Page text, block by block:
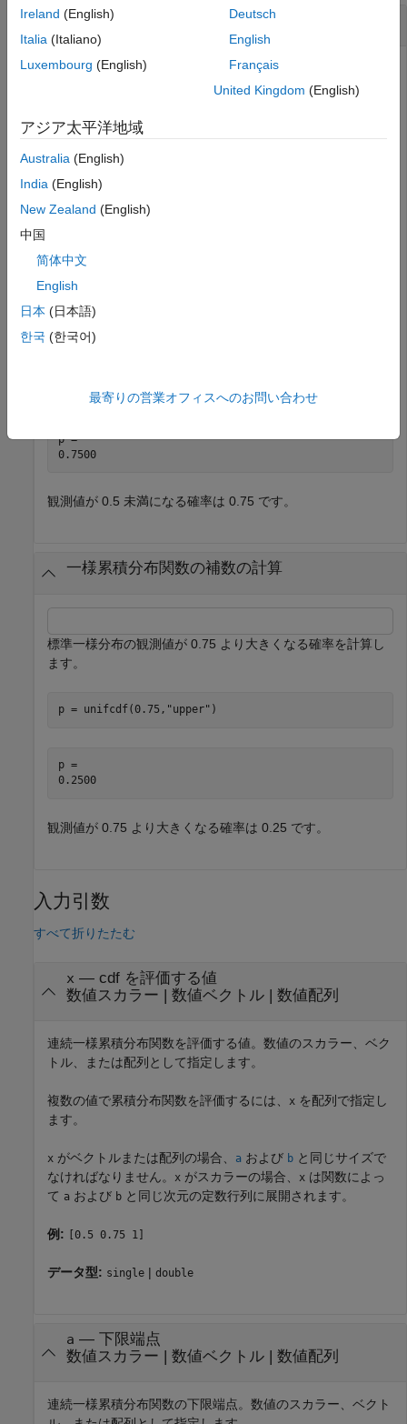
一様分布の累積分布関数の計算
標準一様分布の観測値が 0.75 未満になる確率を計算しま
p = unifcdf(0.75)
p =
観測値が 0.75 未満になる確率は 0.75 です。
a=-1、b
を計算します。
p =
0.7500
観測値が 0.5 未満になる確率は 0.75 です。
一様累積分布関数の補数の計算
標準一様分布の観測値が 0.75 より大きくなる確率を計算し
ます。
p = unifcdf(0.75, "upper" )
p =
0.2500
観測値が 0.75 より大きくなる確率は 0.25 です。
入力引数
すべて折りたたむ
x — cdf を評価する値
数値スカラー | 数値ベクトル| 数値配列
連続一様累積分布関数を評価する値。数値のスカラー、ベク
トル、または配列として指定します。
複数の値で累積分布関数を評価するには、 x を配列で指定し
ます。
x がベクトルまたは配列の場合、 a および b と同じサイズで
なければなりません。
x がスカラーの場合、 x は関数によっ
て a および b と同じ次元の定数行列に展開されます。
例: [0.5 0.75 1]
データ型: single | double
a — 下限端点
数値スカラー | 数値ベクトル| 数値配列
連続一様累積分布関数の下限端点。数値のスカラー、ベクト
Ireland (English)
Italia (Italiano)
Luxembourg (English)
Deutsch
English
Français
United Kingdom (English)
アジア太平洋地域
Australia (English)
India (English)
New Zealand (English)
中国
简体中文
English
日本 (日本語)
한국 (한국어)
最寄りの営業オフィスへのお問い合わせ